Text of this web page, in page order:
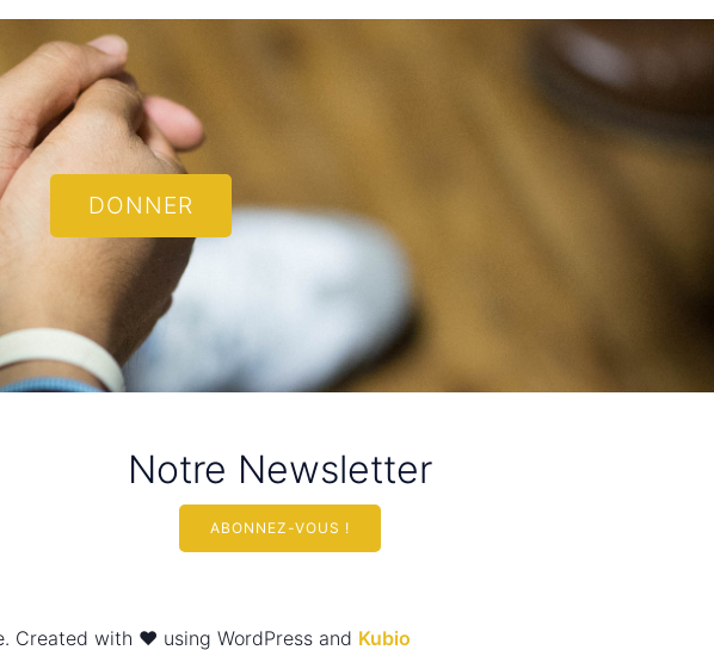
DONNER
Notre Newsletter
ABONNEZ-VOUS !
Created with ❤ using WordPress and Kubio